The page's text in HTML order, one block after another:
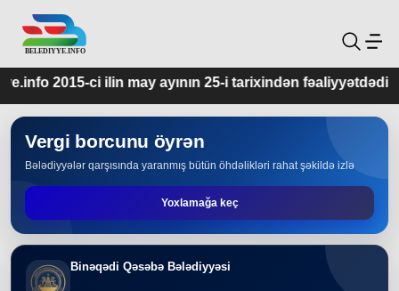
ayının 25-i tarixindən fəaliyyətdədir.
Vergi borcunu öyrən
Bələdiyyələr qarşısında yaranmış bütün öhdəlikləri rahat şəkildə izlə
Yoxlamağa keç
Binəqədi Qəsəbə Bələdiyyəsi